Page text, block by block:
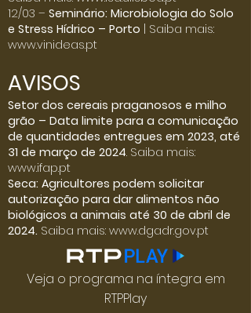
12/03 – Seminário: Microbiologia do Solo
e Stress Hídrico – Porto | Saiba mais:
www.vinideas.pt
AVISOS
Setor dos cereais praganosos e milho
grão – Data limite para a comunicação
de quantidades entregues em 2023, até
31 de março de 2024. Saiba mais:
www.ifap.pt
Seca: Agricultores podem solicitar
autorização para dar alimentos não
biológicos a animais até 30 de abril de
2024. Saiba mais: www.dgadr.gov.pt
Veja o programa na íntegra em
RTPPlay